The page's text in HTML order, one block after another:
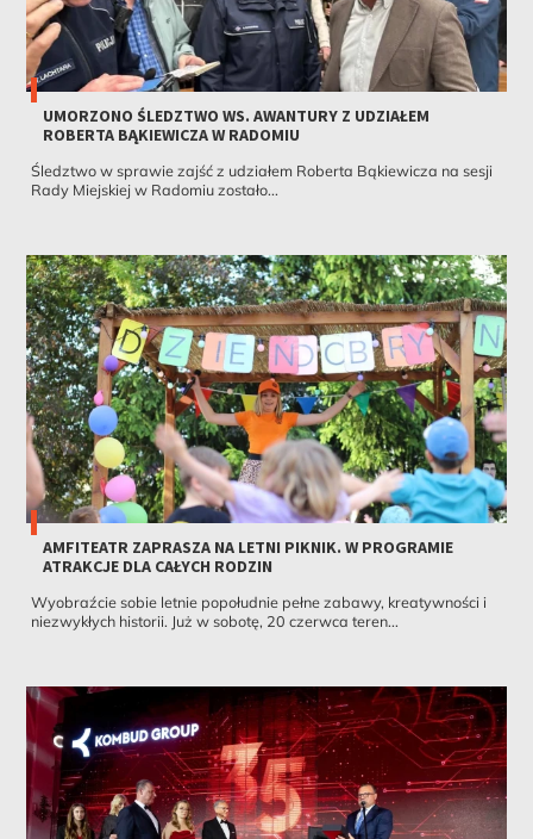
UMORZONO ŚLEDZTWO WS. AWANTURY Z UDZIAŁEM
ROBERTA BĄKIEWICZA W RADOMIU
Śledztwo w sprawie zajść z udziałem Roberta Bąkiewicza na sesji
Rady Miejskiej w Radomiu zostało...
AMFITEATR ZAPRASZA NA LETNI PIKNIK. W PROGRAMIE
ATRAKCJE DLA CAŁYCH RODZIN
Wyobraźcie sobie letnie popołudnie pełne zabawy, kreatywności i
niezwykłych historii. Już w sobotę, 20 czerwca teren...